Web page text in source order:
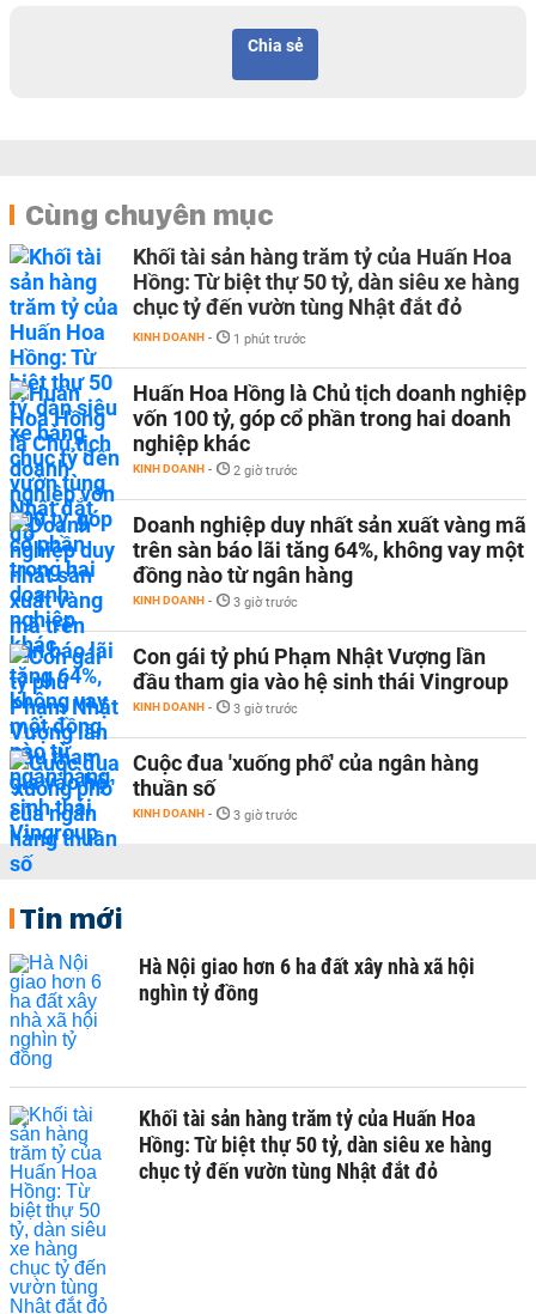
Chia sẻ
Cùng chuyên mục
Khối tài sản hàng trăm tỷ của Huấn Hoa
Hồng: Từ biệt thự 50 tỷ, dàn siêu xe hàng
chục tỷ đến vườn tùng Nhật đắt đỏ
KINH DOANH - 1 phút trước
Huấn Hoa Hồng là Chủ tịch doanh nghiệp
vốn 100 tỷ, góp cổ phần trong hai doanh
nghiệp khác
KINH DOANH - 2 giờ trước
Doanh nghiệp duy nhất sản xuất vàng mã
trên sàn báo lãi tăng 64%, không vay một
đồng nào từ ngân hàng
KINH DOANH - 3 giờ trước
Con gái tỷ phú Phạm Nhật Vượng lần
đầu tham gia vào hệ sinh thái Vingroup
KINH DOANH - 3 giờ trước
Cuộc đua 'xuống phố' của ngân hàng
thuần số
KINH DOANH - 3 giờ trước
Tin mới
Hà Nội giao hơn 6 ha đất xây nhà xã hội
nghìn tỷ đồng
Khối tài sản hàng trăm tỷ của Huấn Hoa
Hồng: Từ biệt thự 50 tỷ, dàn siêu xe hàng
chục tỷ đến vườn tùng Nhật đắt đỏ